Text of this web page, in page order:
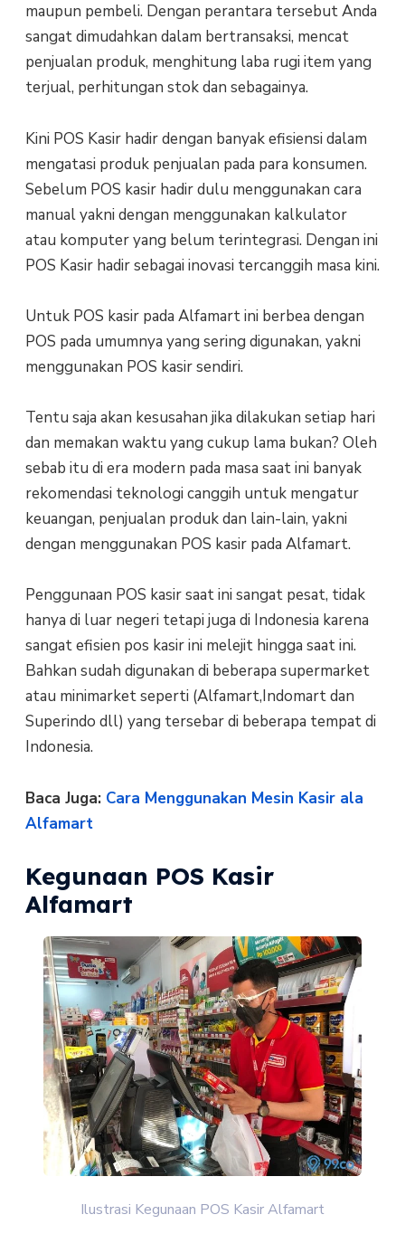
maupun pembeli. Dengan perantara tersebut Anda
sangat dimudahkan dalam bertransaksi, mencat
penjualan produk, menghitung laba rugi item yang
terjual, perhitungan stok dan sebagainya.
Kini POS Kasir hadir dengan banyak efisiensi dalam
mengatasi produk penjualan pada para konsumen.
Sebelum POS kasir hadir dulu menggunakan cara
manual yakni dengan menggunakan kalkulator
atau komputer yang belum terintegrasi. Dengan ini
POS Kasir hadir sebagai inovasi tercanggih masa kini.
Untuk POS kasir pada Alfamart ini berbea dengan
POS pada umumnya yang sering digunakan, yakni
menggunakan POS kasir sendiri.
Tentu saja akan kesusahan jika dilakukan setiap hari
dan memakan waktu yang cukup lama bukan? Oleh
sebab itu di era modern pada masa saat ini banyak
rekomendasi teknologi canggih untuk mengatur
keuangan, penjualan produk dan lain-lain, yakni
dengan menggunakan POS kasir pada Alfamart.
Penggunaan POS kasir saat ini sangat pesat, tidak
hanya di luar negeri tetapi juga di Indonesia karena
sangat efisien pos kasir ini melejit hingga saat ini.
Bahkan sudah digunakan di beberapa supermarket
atau minimarket seperti (Alfamart,Indomart dan
Superindo dll) yang tersebar di beberapa tempat di
Indonesia.
Baca Juga: Cara Menggunakan Mesin Kasir ala
Alfamart
Kegunaan POS Kasir
Alfamart
Ilustrasi Kegunaan POS Kasir Alfamart